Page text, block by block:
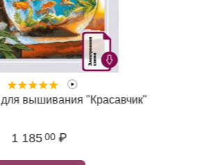
вышивания "Красавчик"
1 185 00 ₽